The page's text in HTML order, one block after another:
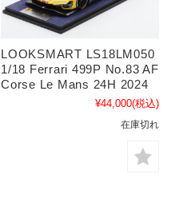
LOOKSMART LS18LM050
1/18 Ferrari 499P No.83 AF
Corse Le Mans 24H 2024
¥44,000(税込)
在庫切れ